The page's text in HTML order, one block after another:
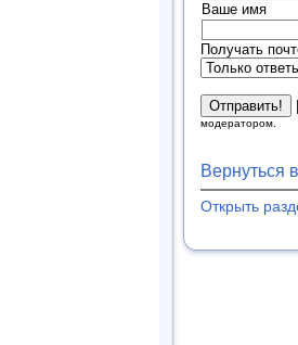
Ваше имя
Получать
модератором.
Вернуться
Открыть